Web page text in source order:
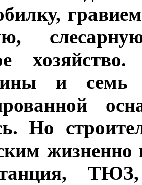
и
Но